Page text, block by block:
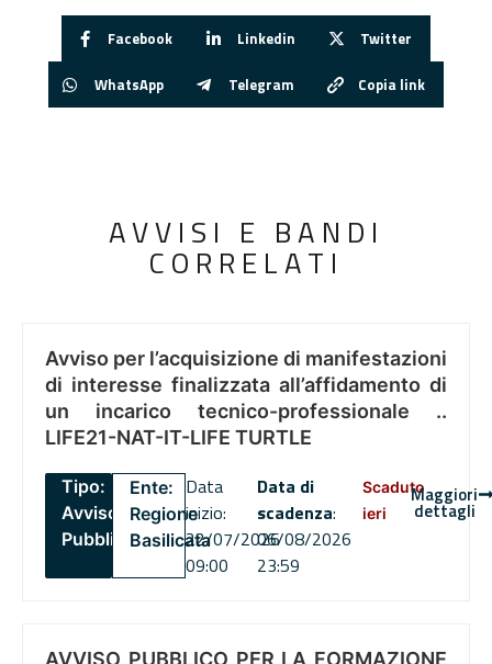
Facebook Linkedin Twitter
WhatsApp Telegram Copia link
AVVISI E BANDI
CORRELATI
Avviso per l’acquisizione di manifestazioni
di interesse finalizzata all’affidamento di
un incarico tecnico-professionale ..
LIFE21-NAT-IT-LIFE TURTLE
Tipo:
Avviso
Pubblico
Ente:
Regione
Basilicata
Data
inizio:
22/07/2026
09:00
Data di
scadenza:
06/08/2026
23:59
Scaduto
ieri
Maggiori
dettagli
AVVISO PUBBLICO PER LA FORMAZIONE